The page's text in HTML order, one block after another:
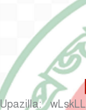
Upazilla: